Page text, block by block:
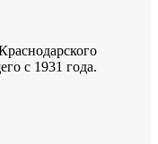
с 1931 года.